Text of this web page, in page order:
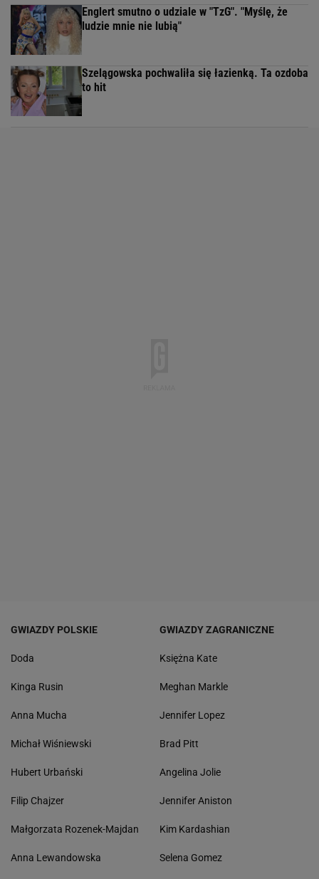
Englert smutno o udziale w "TzG". "Myślę, że
ludzie mnie nie lubią"
Szelągowska pochwaliła się łazienką. Ta ozdoba
to hit
GWIAZDY POLSKIE
Doda
Kinga Rusin
Anna Mucha
Michał Wiśniewski
Hubert Urbański
Filip Chajzer
Małgorzata Rozenek-Majdan
Anna Lewandowska
GWIAZDY ZAGRANICZNE
Księżna Kate
Meghan Markle
Jennifer Lopez
Brad Pitt
Angelina Jolie
Jennifer Aniston
Kim Kardashian
Selena Gomez